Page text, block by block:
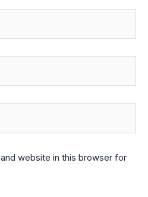
website in this browser for